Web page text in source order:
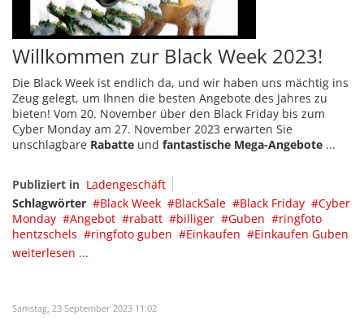
Willkommen zur Black Week 2023!
Die Black Week ist endlich da, und wir haben uns mächtig ins
Zeug gelegt, um Ihnen die besten Angebote des Jahres zu
bieten! Vom 20. November über den Black Friday bis zum
Cyber Monday am 27. November 2023 erwarten Sie
unschlagbare Rabatte und fantastische Mega-Angebote ...
Publiziert in Ladengeschäft
Schlagwörter
Black Week BlackSale Black Friday
Cyber
Monday
Angebot rabatt billiger Guben
ringfoto
hentzschels
ringfoto guben Einkaufen
Einkaufen Guben
weiterlesen ...
Samstag, 23 September 2023 11:02